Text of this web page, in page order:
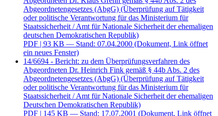
Abgeordnetengesetzes (AbgG) (Überprüfung auf Tätigkeit
oder politische Verantwortung für das Ministerium für
Staatssicherheit / Amt für Nationale Sicherheit der ehemaligen
deutschen Demokratischen Republik)
PDF | 93 KB — Stand: 07.04.2000 (Dokument, Link öffnet
ein neues Fenster)
14/6694 - Bericht: zu dem Überprüfungsverfahren des
Abgeordneten Dr. Heinrich Fink gemäß § 44b Abs. 2 des
Abgeordnetengesetzes (AbgG) (Überprüfung auf Tätigkeit
oder politische Verantwortung für das Ministerium für
Staatssicherheit / Amt für Nationale Sicherheit der ehemaligen
Deutschen Demokratischen Republik)
PDF | 145 KB — Stand: 17.07.2001 (Dokument, Link öffnet